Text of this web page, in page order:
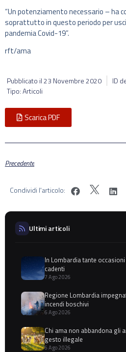
“Un potenziamento necessario – ha
soprattutto in questo periodo per
pandemia Covid-19”.
rft/ama
Pubblicato il23 Novembre 2020
ID
Tipo: Articoli
Scarica PDF
Precedente
Condividi l'articolo:
Ultimi articoli
In Lombardia tante
cadenti
7 Ago 2026
Regione Lombardia
incendi boschivi
6 Ago 2026
Chi ama non abbandona gli
gesto illegale
6 Ago 2026